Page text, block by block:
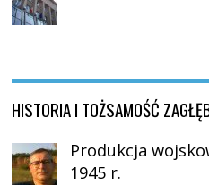
HISTORIA I TOŻSAMOŚĆ
Produkcja
1945 r.